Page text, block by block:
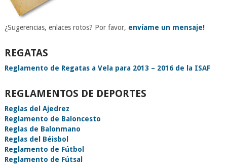
¿Sugerencias, enlaces rotos? Por favor, envíame un mensaje!
REGATAS
Reglamento de Regatas a Vela para 2013 – 2016 de la ISAF
REGLAMENTOS DE DEPORTES
Reglas del Ajedrez
Reglamento de Baloncesto
Reglas de Balonmano
Reglas del Béisbol
Reglamento de Fútbol
Reglamento de Fútsal